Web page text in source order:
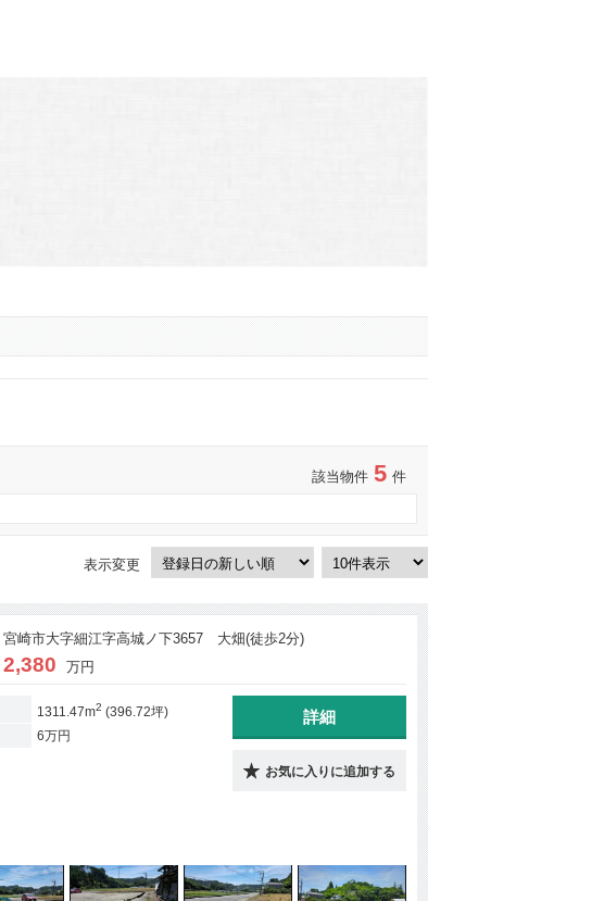
該当物件 5 件
表示変更
宮崎市大字細江字高城ノ下3657 大畑(徒歩2分)
2,380 万円
1311.47m2 (396.72坪)
6万円
詳細
お気に入りに追加する